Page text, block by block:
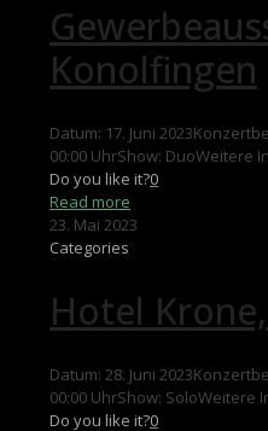
Konolfingen
Datum: 17. Juni
00:00 UhrShow: DuoWeitere
Do you like it?0
Read more
23. Mai 2023
Categories
Hotel
Datum: 28. Juni
00:00 UhrShow: SoloWeitere
Do you like it?0